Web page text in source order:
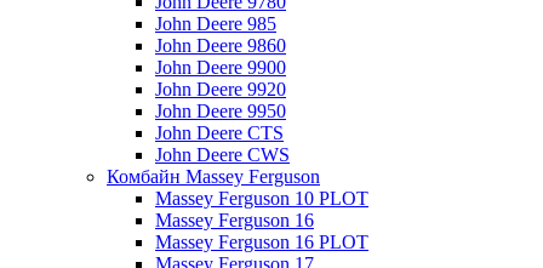
John Deere 985
John Deere 9860
John Deere 9900
John Deere 9920
John Deere 9950
John Deere CTS
John Deere CWS
Комбайн Massey Ferguson
Massey Ferguson 10 PLOT
Massey Ferguson 16
Massey Ferguson 16 PLOT
Massey Ferguson 17